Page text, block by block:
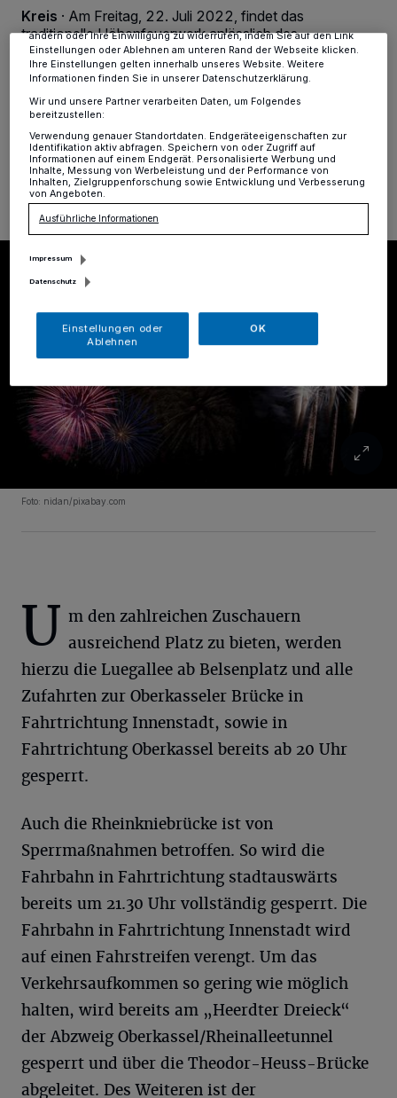
Kreis · Am Freitag, 22. Juli 2022, findet das
traditionelle Höhenfeuerwerk anlässlich des
Düsseldorfer Schützen- und Heimatfestes 2022
"Größte Kirmes am Rhein" auf den Rheinwiesen statt.
Das Feuerwerk beginnt in diesem Jahr erst um 23 Uhr.
22.07.2022 , 11:20 Uhr Eine Minute Lesezeit
Foto: nidan/pixabay.com
U m den zahlreichen Zuschauern
ausreichend Platz zu bieten, werden
hierzu die Luegallee ab Belsenplatz und alle
Zufahrten zur Oberkasseler Brücke in
Fahrtrichtung Innenstadt, sowie in
Fahrtrichtung Oberkassel bereits ab 20 Uhr
gesperrt.
Auch die Rheinkniebrücke ist von
Sperrmaßnahmen betroffen. So wird die
Fahrbahn in Fahrtrichtung stadtauswärts
bereits um 21.30 Uhr vollständig gesperrt. Die
Fahrbahn in Fahrtrichtung Innenstadt wird
auf einen Fahrstreifen verengt. Um das
Verkehrsaufkommen so gering wie möglich
halten, wird bereits am „Heerdter Dreieck“
der Abzweig Oberkassel/Rheinalleetunnel
gesperrt und über die Theodor-Heuss-Brücke
abgeleitet. Des Weiteren ist der
Anzeigen möglicherweise nicht mehr so relevant für Sie. Sie können
dieses Menü jederzeit wieder aufrufen, um Ihre Einstellungen zu
ändern oder Ihre Einwilligung zu widerrufen, indem Sie auf den Link
Einstellungen oder Ablehnen am unteren Rand der Webseite klicken.
Ihre Einstellungen gelten innerhalb unseres Website. Weitere
Informationen finden Sie in unserer Datenschutzerklärung.
Wir und unsere Partner verarbeiten Daten, um Folgendes
bereitzustellen:
Verwendung genauer Standortdaten. Endgeräteeigenschaften zur
Identifikation aktiv abfragen. Speichern von oder Zugriff auf
Informationen auf einem Endgerät. Personalisierte Werbung und
Inhalte, Messung von Werbeleistung und der Performance von
Inhalten, Zielgruppenforschung sowie Entwicklung und Verbesserung
von Angeboten.
Ausführliche Informationen
Impressum
Datenschutz
Einstellungen oder
Ablehnen
OK